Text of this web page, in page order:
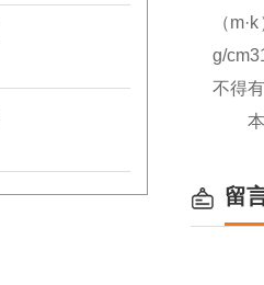
（
g/
不得
留